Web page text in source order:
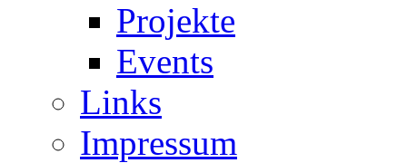
Projekte
Events
Links
Impressum